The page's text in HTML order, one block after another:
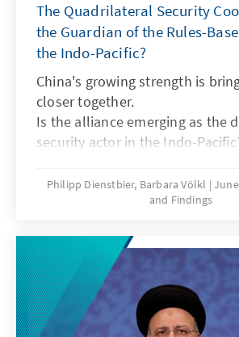
The Quadrilateral Security
the Guardian of the Rules-
the Indo-Pacific?
China's growing strength is
closer together.
Is the alliance emerging as the
security actor in the Indo-
Philipp Dienstbier, Barbara Völkl
and Findings